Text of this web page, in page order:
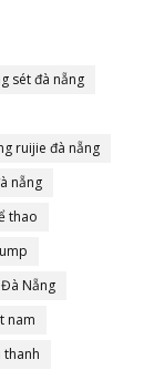
sét đà nẵng
ruijie đà nẵng
nẵng
thao
Nẵng
nam
thanh